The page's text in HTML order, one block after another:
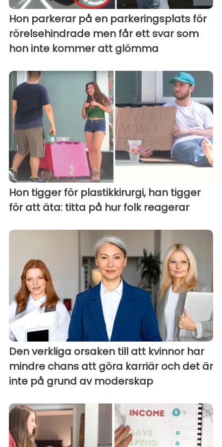
Hon parkerar på en parkeringsplats för
rörelsehindrade men får ett svar som
hon inte kommer att glömma
Hon tigger för plastikkirurgi, han tigger
för att äta: titta på hur folk reagerar
Den verkliga orsaken till att kvinnor har
mindre chans att göra karriär och det är
inte på grund av moderskap